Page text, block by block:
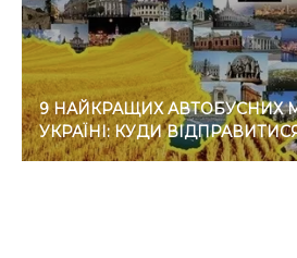
9 НАЙКРАЩИХ АВТОБУСНИХ
УКРАЇНІ: КУДИ